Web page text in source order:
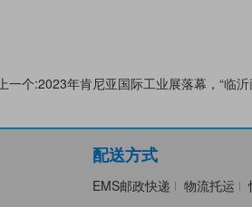
上一个:2023年肯尼亚国际工业展落幕，“临
配送方式
EMS邮政快递 物流托运